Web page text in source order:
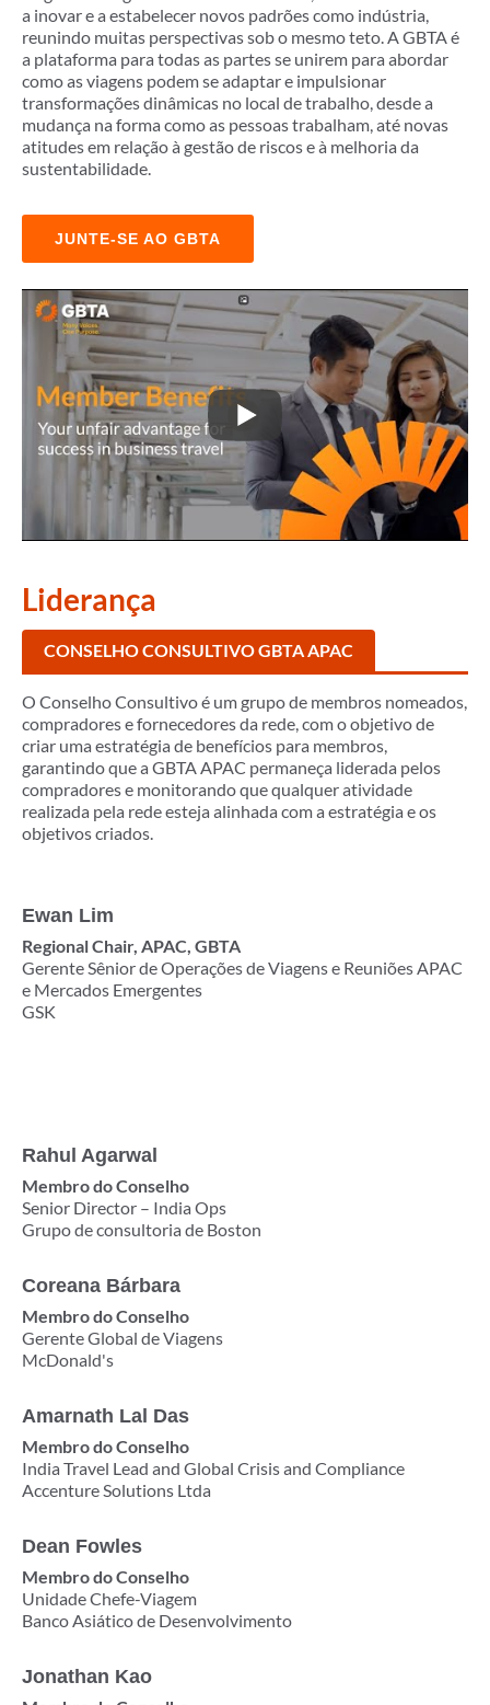
a inovar e a estabelecer novos padrões como indústria,
reunindo muitas perspectivas sob o mesmo teto. A GBTA é
a plataforma para todas as partes se unirem para abordar
como as viagens podem se adaptar e impulsionar
transformações dinâmicas no local de trabalho, desde a
mudança na forma como as pessoas trabalham, até novas
atitudes em relação à gestão de riscos e à melhoria da
sustentabilidade.
JUNTE-SE AO GBTA
Liderança
CONSELHO CONSULTIVO GBTA APAC
O Conselho Consultivo é um grupo de membros nomeados,
compradores e fornecedores da rede, com o objetivo de
criar uma estratégia de benefícios para membros,
garantindo que a GBTA APAC permaneça liderada pelos
compradores e monitorando que qualquer atividade
realizada pela rede esteja alinhada com a estratégia e os
objetivos criados.
Ewan Lim
Regional Chair, APAC, GBTA
Gerente Sênior de Operações de Viagens e Reuniões APAC
e Mercados Emergentes
GSK
Rahul Agarwal
Membro do Conselho
Senior Director – India Ops
Grupo de consultoria de Boston
Coreana Bárbara
Membro do Conselho
Gerente Global de Viagens
McDonald's
Amarnath Lal Das
Membro do Conselho
India Travel Lead and Global Crisis and Compliance
Accenture Solutions Ltda
Dean Fowles
Membro do Conselho
Unidade Chefe-Viagem
Banco Asiático de Desenvolvimento
Jonathan Kao